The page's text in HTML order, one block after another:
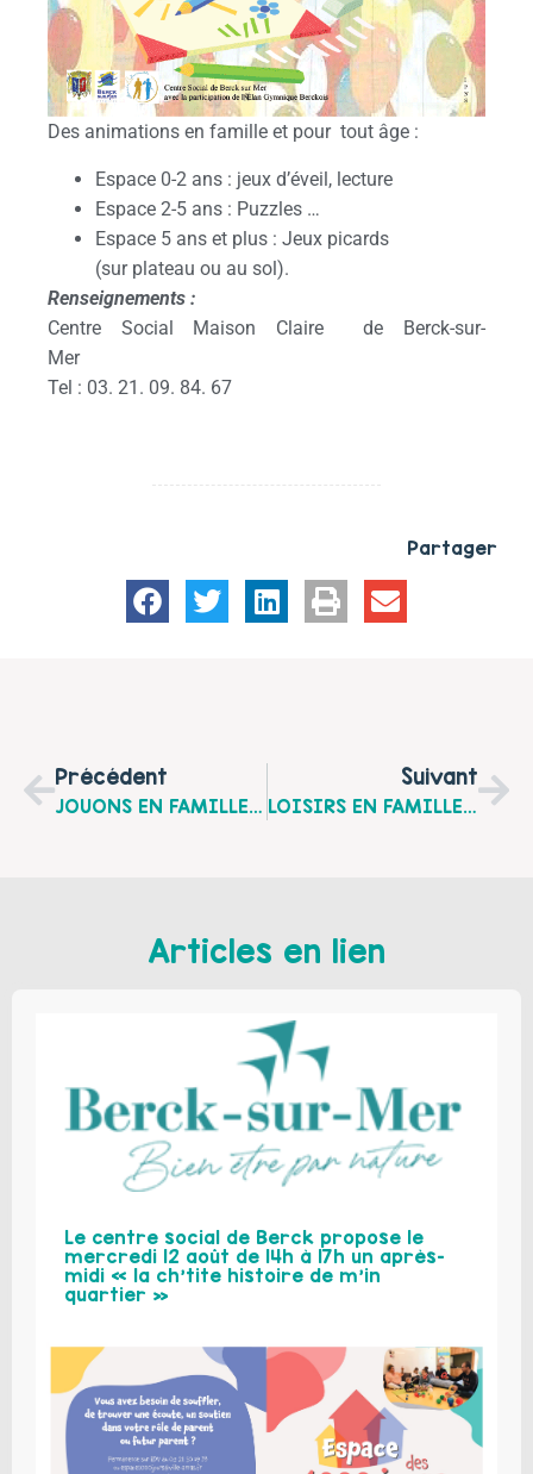
Des animations en famille et pour tout âge :
Espace 0-2 ans : jeux d’éveil, lecture
Espace 2-5 ans : Puzzles …
Espace 5 ans et plus : Jeux picards
(sur plateau ou au sol).
Renseignements :
Centre Social Maison Claire de Berck-sur-
Mer
Tel : 03. 21. 09. 84. 67
Partager
Précédent
JOUONS EN FAMILLE : Le Mardi 13 Avril À Bouin-Plumoison
Suivant
LOISIRS EN FAMILLE "Joueurs En Herbe", Le Mercredi 02 Juin 2010 À Berck-Sur-Mer
Articles en lien
Le centre social de Berck propose le
mercredi 12 août de 14h à 17h un après-
midi « la ch’tite histoire de m’in
quartier »